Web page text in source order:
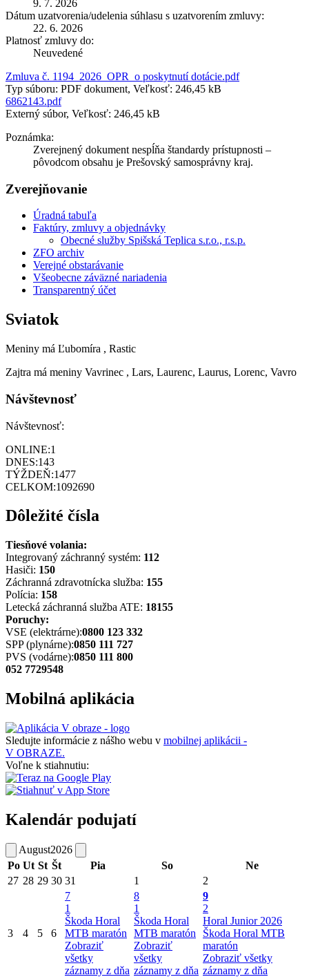
9. 7. 2026
Dátum uzatvorenia/udelenia súhlasu s uzatvorením zmluvy:
22. 6. 2026
Platnosť zmluvy do:
Neuvedené
Zmluva č. 1194_2026_OPR_o poskytnutí dotácie.pdf
Typ súboru: PDF dokument, Veľkosť: 246,45 kB
6862143.pdf
Externý súbor, Veľkosť: 246,45 kB
Poznámka:
Zverejnený dokument nespĺňa štandardy prístupnosti –
pôvodcom obsahu je Prešovský samosprávny kraj.
Zverejňovanie
Úradná tabuľa
Faktúry, zmluvy a objednávky
Obecné služby Spišská Teplica s.r.o., r.s.p.
ZFO archiv
Verejné obstarávanie
Všeobecne záväzné nariadenia
Transparentný účet
Sviatok
Meniny má Ľubomíra , Rastic
Zajtra má meniny Vavrinec , Lars, Laurenc, Laurus, Lorenc, Vavro
Návštevnosť
Návštevnosť:
ONLINE:1
DNES:143
TÝŽDEŇ:1477
CELKOM:1092690
Dôležité čísla
Tiesňové volania:
Integrovaný záchranný systém: 112
Hasiči: 150
Záchranná zdravotnícka služba: 155
Polícia: 158
Letecká záchranná služba ATE: 18155
Poruchy:
VSE (elektrárne):0800 123 332
SPP (plynárne):0850 111 727
PVS (vodárne):0850 111 800
052 7729548
Mobilná aplikácia
Sledujte informácie z nášho webu v mobilnej aplikácii -
V OBRAZE.
Voľne k stiahnutiu:
Kalendár podujatí
August2026
Po Ut St Št Pia So
Ne
27 28 29 30 31 1 2
3 4 5 6
7
1
Škoda Horal
MTB maratón
Zobraziť
všetky
záznamy z dňa
8
1
Škoda Horal
MTB maratón
Zobraziť
všetky
záznamy z dňa
9
2
Horal Junior 2026
Škoda Horal MTB
maratón
Zobraziť všetky
záznamy z dňa